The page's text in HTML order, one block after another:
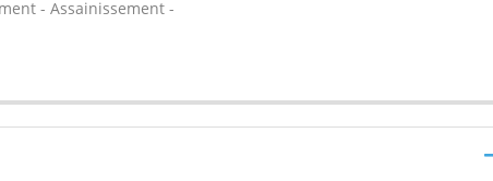
- Assainissement -